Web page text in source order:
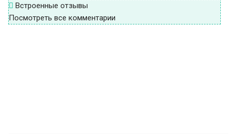
Встроенные отзывы
Посмотреть все комментарии